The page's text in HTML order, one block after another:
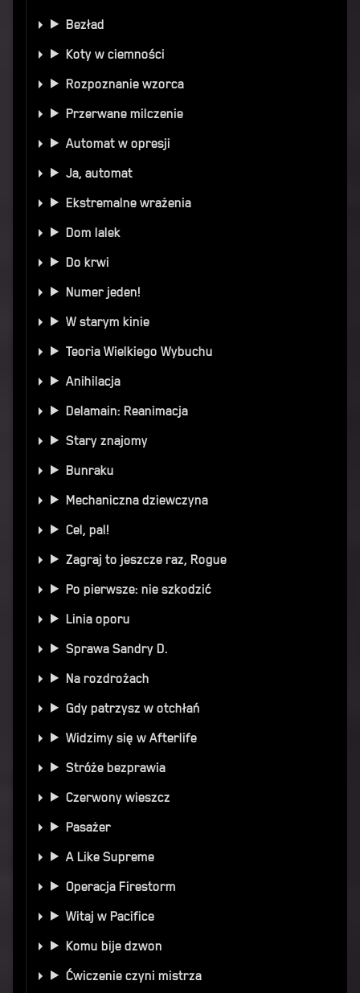
Bezład
Koty w ciemności
Rozpoznanie wzorca
Przerwane milczenie
Automat w opresji
Ja, automat
Ekstremalne wrażenia
Dom lalek
Do krwi
Numer jeden!
W starym kinie
Teoria Wielkiego Wybuchu
Anihilacja
Delamain: Reanimacja
Stary znajomy
Bunraku
Mechaniczna dziewczyna
Cel, pal!
Zagraj to jeszcze raz, Rogue
Po pierwsze: nie szkodzić
Linia oporu
Sprawa Sandry D.
Na rozdrożach
Gdy patrzysz w otchłań
Widzimy się w Afterlife
Stróże bezprawia
Czerwony wieszcz
Pasażer
A Like Supreme
Operacja Firestorm
Witaj w Pacifice
Komu bije dzwon
Ćwiczenie czyni mistrza